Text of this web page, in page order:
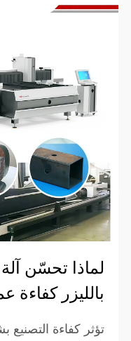
لماذا تحسّن
بالليزر كفاءة
تؤثر كفاءة